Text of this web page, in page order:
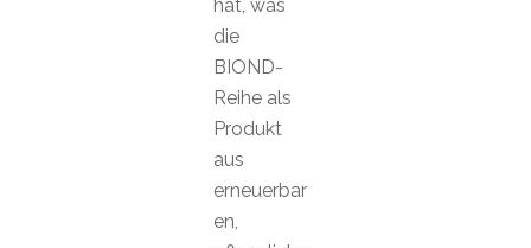
hat, was
die
BIOND-
Reihe als
Produkt
aus
erneuerbar
en,